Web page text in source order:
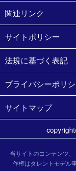
関連リンク
サイトポリシー
法規に基づく表記
プライバシーポリ
サイトマップ
当サイトのコンテンツ
作権はタレントモデル